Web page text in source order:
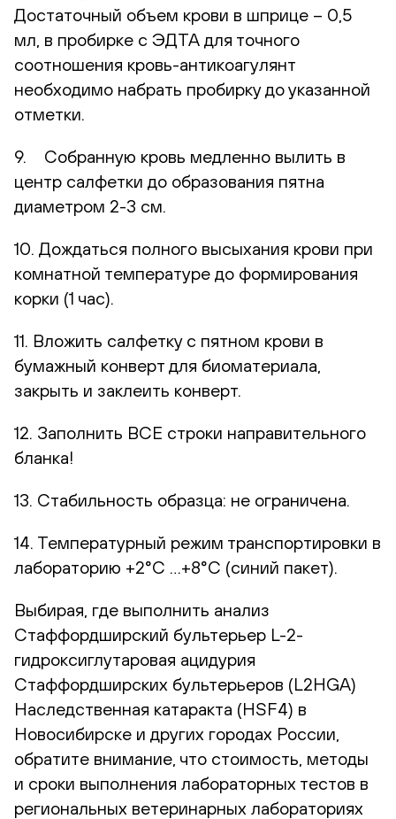
Достаточный объем крови в шприце – 0,5
мл, в пробирке с ЭДТА для точного
соотношения кровь-антикоагулянт
необходимо набрать пробирку до указанной
отметки.
9. Собранную кровь медленно вылить в
центр салфетки до образования пятна
диаметром 2-3 см.
10. Дождаться полного высыхания крови при
комнатной температуре до формирования
корки (1 час).
11. Вложить салфетку с пятном крови в
бумажный конверт для биоматериала,
закрыть и заклеить конверт.
12. Заполнить ВСЕ строки направительного
бланка!
13. Стабильность образца: не ограничена.
14. Температурный режим транспортировки в
лабораторию +2°С …+8°С (синий пакет).
Выбирая, где выполнить анализ
Стаффордширский бультерьер L-2-
гидроксиглутаровая ацидурия
Стаффордширских бультерьеров (L2HGA)
Наследственная катаракта (HSF4) в
Новосибирске и других городах России,
обратите внимание, что стоимость, методы
и сроки выполнения лабораторных тестов в
региональных ветеринарных лабораториях